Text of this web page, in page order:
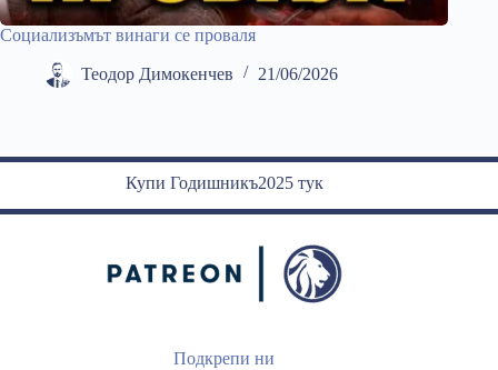
Социализъмът винаги се проваля
Теодор Димокенчев 21/06/2026
Купи Годишникъ2025 тук
Подкрепи ни